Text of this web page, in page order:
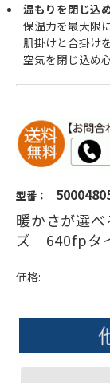
温もりを閉じ込
保温力を最大限
肌掛けと合掛け
空気を閉じ込め
型番：
暖かさが選
ズ 640fpタ
価格: